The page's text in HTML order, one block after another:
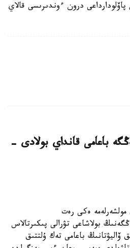
درون ءوندىرىسى قالاي
باعامى قانداي بولادى -
مولشەرلەمە ەكى رەت
بولاشاعى تۋرالى پىكىرتالاس
ۆاليۋتانىڭ باعامى تەك ۇلتتىق